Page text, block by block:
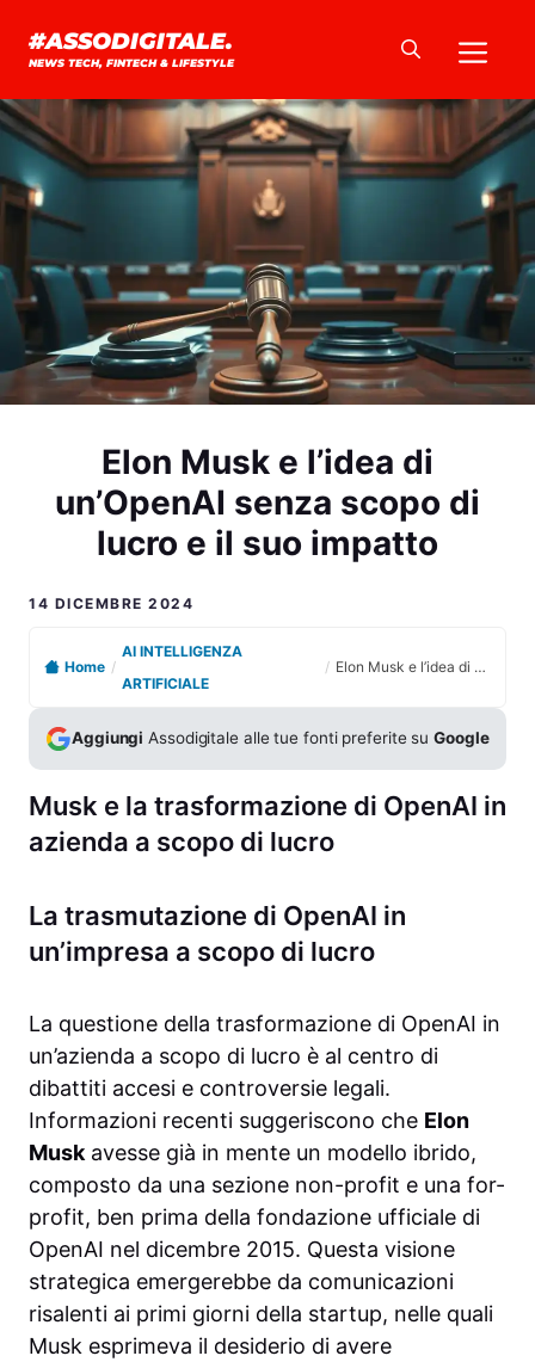
#ASSODIGITALE.
NEWS TECH, FINTECH & LIFESTYLE
Elon Musk e l’idea di
un’OpenAI senza scopo di
lucro e il suo impatto
14 DICEMBRE 2024
Home /
AI INTELLIGENZA
ARTIFICIALE
/ Elon Musk e l’idea di un’OpenAI senza scopo di lucro e il suo impatto
Aggiungi Assodigitale alle tue fonti preferite suGoogle
Musk e la trasformazione di OpenAI in
azienda a scopo di lucro
La trasmutazione di OpenAI in
un’impresa a scopo di lucro
La questione della trasformazione di OpenAI in
un’azienda a scopo di lucro è al centro di
dibattiti accesi e controversie legali.
Informazioni recenti suggeriscono che Elon
Musk avesse già in mente un modello ibrido,
composto da una sezione non-profit e una for-
profit, ben prima della fondazione ufficiale di
OpenAI nel dicembre 2015. Questa visione
strategica emergerebbe da comunicazioni
risalenti ai primi giorni della startup, nelle quali
Musk esprimeva il desiderio di avere